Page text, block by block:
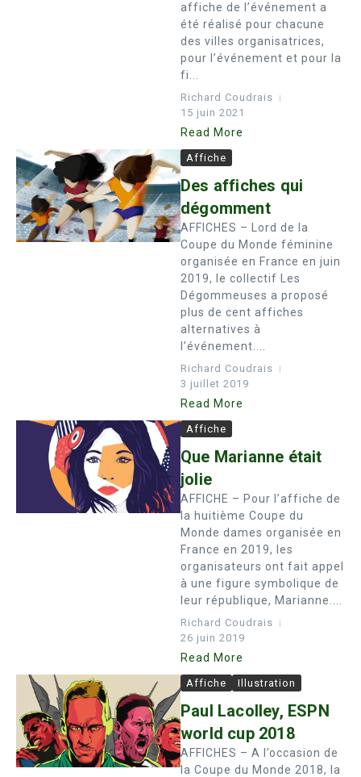
affiche de l’événement a
été réalisé pour chacune
des villes organisatrices,
pour l’événement et pour la
fi...
Richard Coudrais
15 juin 2021
Read More
Affiche
Des affiches qui
dégomment
AFFICHES – Lord de la
Coupe du Monde féminine
organisée en France en juin
2019, le collectif Les
Dégommeuses a proposé
plus de cent affiches
alternatives à
l’événement....
Richard Coudrais
3 juillet 2019
Read More
Affiche
Que Marianne était
jolie
AFFICHE – Pour l’affiche de
la huitième Coupe du
Monde dames organisée en
France en 2019, les
organisateurs ont fait appel
à une figure symbolique de
leur république, Marianne....
Richard Coudrais
26 juin 2019
Read More
Affiche Illustration
Paul Lacolley, ESPN
world cup 2018
AFFICHES – A l’occasion de
la Coupe du Monde 2018, la